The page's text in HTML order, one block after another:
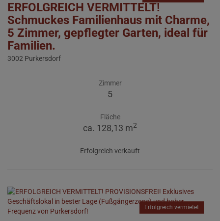
ERFOLGREICH VERMITTELT!
Schmuckes Familienhaus mit Charme,
5 Zimmer, gepflegter Garten, ideal für
Familien.
3002 Purkersdorf
Zimmer
5
Fläche
ca. 128,13 m2
Erfolgreich verkauft
Erfolgreich vermietet